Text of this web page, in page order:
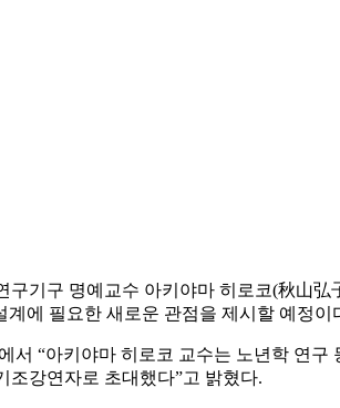
구기구 명예교수 아키야마 히로코(秋山
계에 필요한 새로운 관점을 제시할 예정이
서 “아키야마 히로코 교수는 노년학 연
조강연자로 초대했다”고 밝혔다.